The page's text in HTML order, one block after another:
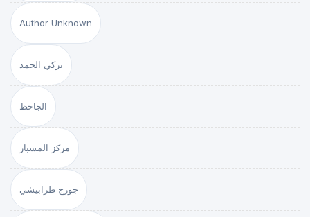
Author Unknown
تركي الحمد
الجاحظ
مركز المسبار
جورج طرابيشي